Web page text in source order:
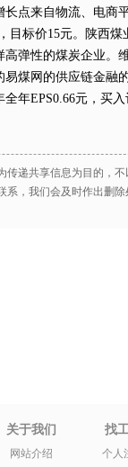
点来自物流、电商
目标价15元。陕西
弹性的煤炭企业。
易煤网的供应链金融
全年EPS0.66元，买
传递共享信息为目的，
，我们会及时作出删除
关于我们
网站介绍
找
个人